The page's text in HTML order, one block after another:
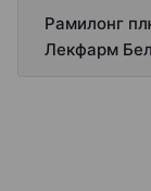
Рамилонг
Лекфарм